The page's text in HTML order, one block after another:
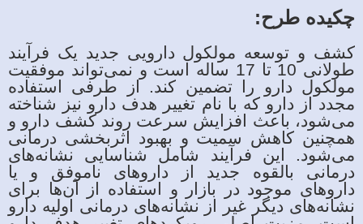
چکیده طرح‌:
کشف و توسعه مولکول دارویی جدید یک فرآیند
طولانی 10 تا 17 ساله است و نمی‌تواند موفقیت
مولکول دارو را تضمین کند. از طرفی استفاده
مجدد از دارو که با نام تغییر هدف دارو نیز شناخته
می‌شود، باعث افزایش سرعت روند کشف دارو و
همچنین کاهش سمیت و بهبود اثربخشی درمانی
می‌شود. این فرآیند شامل شناسایی نشانه‌های
درمانی بالقوه جدید از داروهای ناموفق و یا
داروهای موجود در بازار و استفاده از آن‌ها برای
نشانه‌های دیگر غیر از نشانه‌های درمانی اولیه دارو